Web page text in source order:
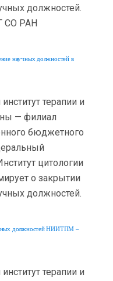
должностей.
СО РАН
научных должностей в
терапии и
— филиал
бюджетного
цитологии
о закрытии
должностей.
должностей НИИТПМ –
терапии и